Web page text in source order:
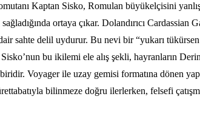
Kaptan Sisko, Romulan büyükelçisini
ortaya çıkar. Dolandırıcı Cardassian
sahte delil uydurur. Bu nevi bir “yukarı tükürsen
bu ikilemi ele alış şekli, hayranların
Voyager ile uzay gemisi formatına dönen
bilinmeze doğru ilerlerken, felsefi